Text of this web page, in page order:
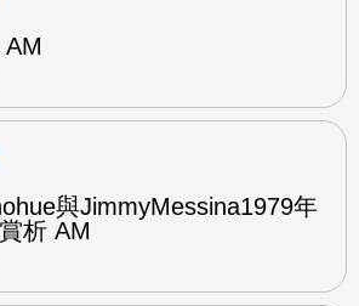
與JimmyMessina1979年
析 AM